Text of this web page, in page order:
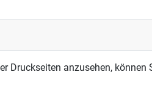
Druckseiten anzusehen,